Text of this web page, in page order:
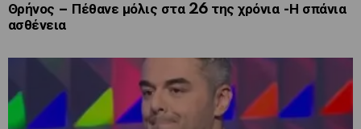
Θρήνος – Πέθανε μόλις στα 26 της χρόνια -Η σπάνια
ασθένεια